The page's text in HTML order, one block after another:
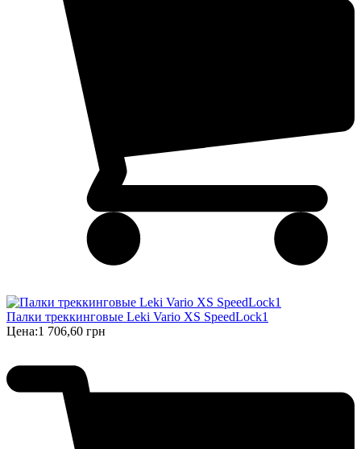
Палки треккинговые Leki Vario XS SpeedLock1
Цена:1 706,60 грн